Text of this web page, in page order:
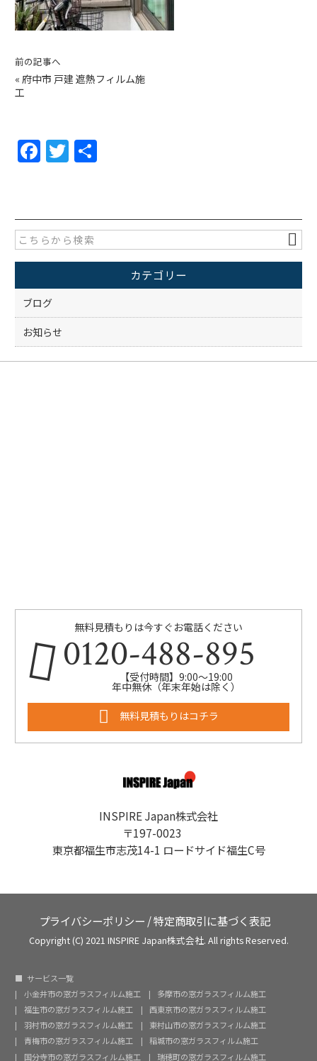
前の記事へ
« 府中市 戸建 遮熱フィルム施
工
F
a
e
b
o
o
k
T
w
er
カテゴリー
ブログ
お知らせ
無料見積もりは今すぐお電話ください
0120-488-895
【受付時間】9:00～19:00
年中無休（年末年始は除く）
無料見積もりはコチラ
INSPIRE Japan株式会社
〒197-0023
東京都福生市志茂14-1 ロードサイド福生C号
プライバシーポリシー /特定商取引に基づく表記
Copyright (C) 2021 INSPIRE Japan株式会社. All rights Reserved.
サービス一覧
小金井市の窓ガラスフィルム施工
多摩市の窓ガラスフィルム施工
福生市の窓ガラスフィルム施工
西東京市の窓ガラスフィルム施工
羽村市の窓ガラスフィルム施工
東村山市の窓ガラスフィルム施工
青梅市の窓ガラスフィルム施工
稲城市の窓ガラスフィルム施工
国分寺市の窓ガラスフィルム施工
瑞穂町の窓ガラスフィルム施工